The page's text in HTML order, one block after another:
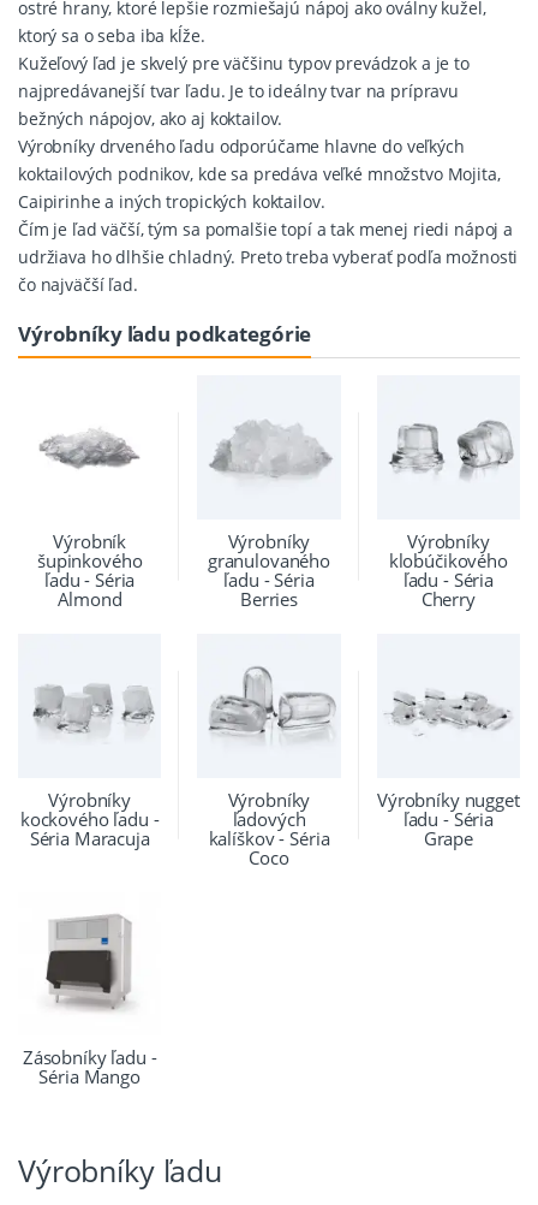
ostré hrany, ktoré lepšie rozmiešajú nápoj ako oválny kužel,
ktorý sa o seba iba kĺže.
Kužeľový ľad je skvelý pre väčšinu typov prevádzok a je to
najpredávanejší tvar ľadu. Je to ideálny tvar na prípravu
bežných nápojov, ako aj koktailov.
Výrobníky drveného ľadu odporúčame hlavne do veľkých
koktailových podnikov, kde sa predáva veľké množstvo Mojita,
Caipirinhe a iných tropických koktailov.
Čím je ľad väčší, tým sa pomalšie topí a tak menej riedi nápoj a
udržiava ho dlhšie chladný. Preto treba vyberať podľa možnosti
čo najväčší ľad.
Výrobníky ľadu podkategórie
Výrobník
šupinkového
ľadu - Séria
Almond
Výrobníky
granulovaného
ľadu - Séria
Berries
Výrobníky
klobúčikového
ľadu - Séria
Cherry
Výrobníky
kockového ľadu -
Séria Maracuja
Výrobníky
ľadových
kalíškov - Séria
Coco
Výrobníky nugget
ľadu - Séria
Grape
Zásobníky ľadu -
Séria Mango
Výrobníky ľadu